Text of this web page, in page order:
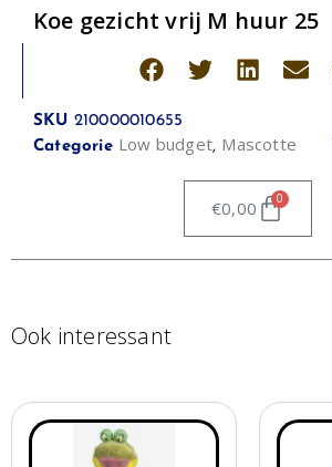
Koe gezicht vrij M huur 25
SKU 210000010655
Categorie Low budget, Mascotte
€0,00 0
Ook interessant